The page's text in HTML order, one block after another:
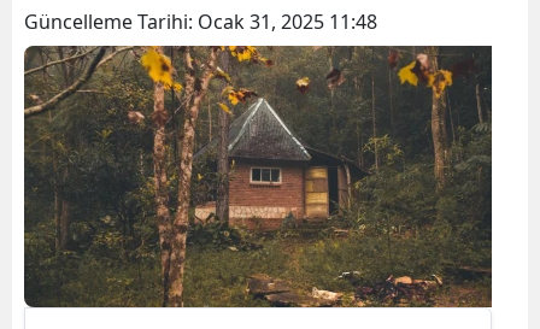
Aydın
Balıkesir
Bilecik
Bingöl
Bitlis
Bolu
Burdur
Güncelleme Tarihi: Ocak 31, 2025 11:48